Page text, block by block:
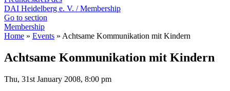
DAI Heidelberg e. V. / Membership
Go to section
Membership
Home » Events » Achtsame Kommunikation mit Kindern
Achtsame Kommunikation mit Kindern
Thu, 31st January 2008, 8:00 pm